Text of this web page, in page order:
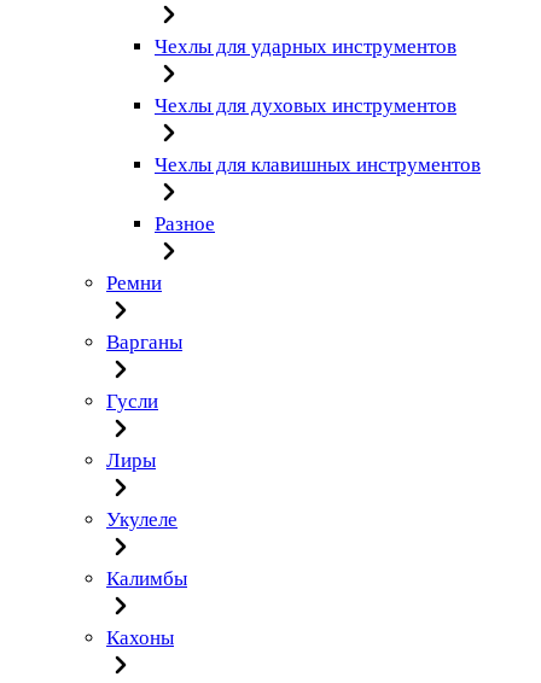
Чехлы для ударных инструментов
Чехлы для духовых инструментов
Чехлы для клавишных инструментов
Разное
Ремни
Варганы
Гусли
Лиры
Укулеле
Калимбы
Кахоны